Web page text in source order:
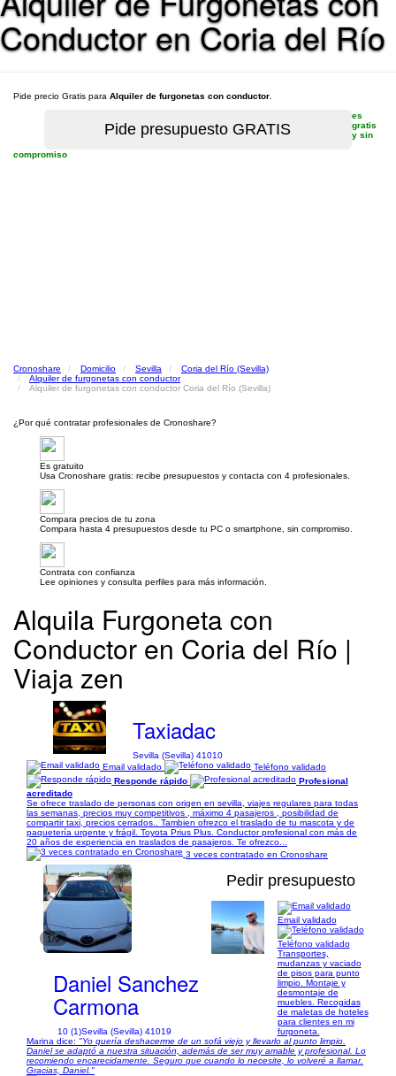
Conductor en Coria del Río
Pide precio Gratis para Alquiler de furgonetas con conductor
es
gratis
y sin
compromiso
Cronoshare Domicilio Sevilla
Coria del Río (Sevilla)
Alquiler de furgonetas con conductor
Alquiler de furgonetas con conductor Coria del Río (Sevilla)
¿Por qué contratar profesionales de Cronoshare?
Es gratuito
Usa Cronoshare gratis: recibe presupuestos y contacta con 4 profesionales.
Compara precios de tu zona
Compara hasta 4 presupuestos desde tu PC o smartphone, sin compromiso.
Contrata con confianza
Lee opiniones y consulta perfiles para más información.
Alquila Furgoneta con
Conductor en Coria del Río |
Viaja zen
Taxiadac
Sevilla (Sevilla) 41010
Email validado
Teléfono validado
Responde rápido
Profesional
acreditado
Se ofrece traslado de personas con origen en sevilla, viajes regulares para todas
las semanas, precios muy competitivos , máximo 4 pasajeros , posibilidad de
compartir taxi, precios cerrados.. Tambien ofrezco el traslado de tu mascota y de
paquetería urgente y frágil. Toyota Prius Plus. Conductor profesional con más de
20 años de experiencia en traslados de pasajeros. Te ofrezco...
3 veces contratado en Cronoshare
1/9
Pedir presupuesto
Daniel Sanchez
Carmona
10 (1)Sevilla (Sevilla) 41019
Email validado
Teléfono validado
Transportes,
mudanzas y vaciado
de pisos para punto
limpio. Montaje y
desmontaje de
muebles. Recogidas
de maletas de hoteles
para clientes en mi
furgoneta.
Marina dice: "Yo quería deshacerme de un sofá viejo y llevarlo al punto limpio.
Daniel se adaptó a nuestra situación, además de ser muy amable y profesional. Lo
recomiendo encarecidamente. Seguro que cuando lo necesite, lo volveré a llamar.
Gracias, Daniel."